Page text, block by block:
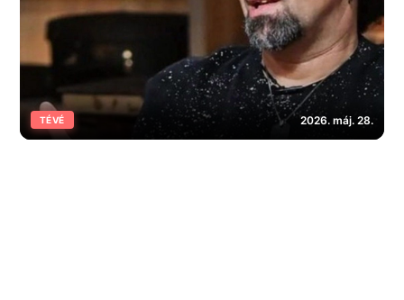
TÉVÉ 2026. máj. 28.